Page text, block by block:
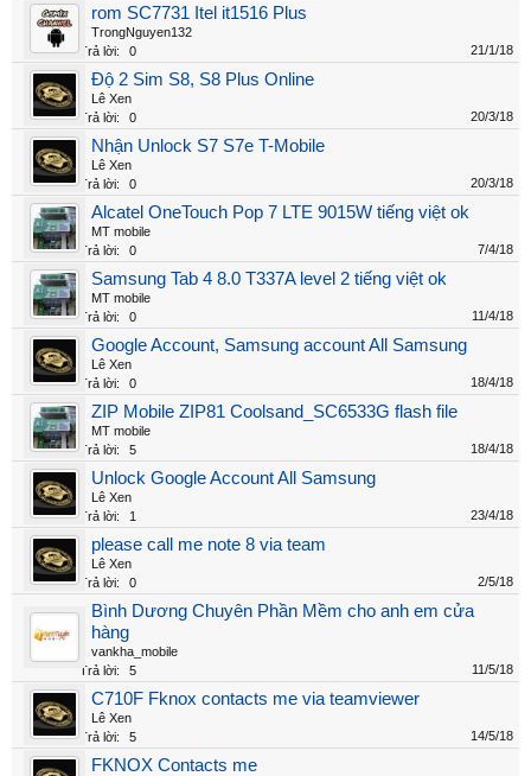
rom SC7731 Itel it1516 Plus
TrongNguyen132
Trả lời:
0 21/1/18
Độ 2 Sim S8, S8 Plus Online
Lê Xen
Trả lời:
0 20/3/18
Nhận Unlock S7 S7e T-Mobile
Lê Xen
Trả lời:
0 20/3/18
Alcatel OneTouch Pop 7 LTE 9015W tiếng việt ok
MT mobile
Trả lời:
0 7/4/18
Samsung Tab 4 8.0 T337A level 2 tiếng việt ok
MT mobile
Trả lời:
0 11/4/18
Google Account, Samsung account All Samsung
Lê Xen
Trả lời:
0 18/4/18
ZIP Mobile ZIP81 Coolsand_SC6533G flash file
MT mobile
Trả lời:
5 18/4/18
Unlock Google Account All Samsung
Lê Xen
Trả lời:
1 23/4/18
please call me note 8 via team
Lê Xen
Trả lời:
0 2/5/18
Bình Dương Chuyên Phần Mềm cho anh em cửa
hàng
vankha_mobile
Trả lời:
5 11/5/18
C710F Fknox contacts me via teamviewer
Lê Xen
Trả lời:
5 14/5/18
FKNOX Contacts me